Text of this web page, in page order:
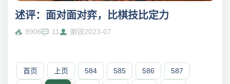
述评：面对面对弈，比棋技比定力
8906 11 谢锐2023-07
首页 上页 584 585 586 587